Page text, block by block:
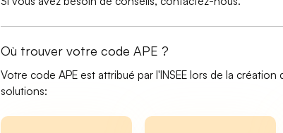
Où trouver votre code APE ?
Votre code APE est attribué par l'INSEE lors de la
solutions: